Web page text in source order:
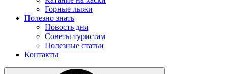
Горные лыжи
Полезно знать
Новость дня
Советы туристам
Полезные статьи
Контакты